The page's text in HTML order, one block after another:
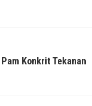
Konkrit Tekanan